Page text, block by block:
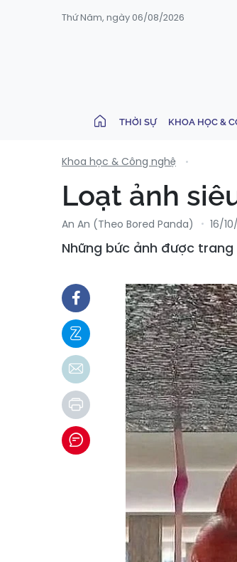
Thứ Năm, ngày 06/08/2026
THỜI SỰ KHOA HỌC &
Khoa học & Công nghệ
Loạt ảnh
An An (Theo Bored Panda) 16/
Những bức ảnh được